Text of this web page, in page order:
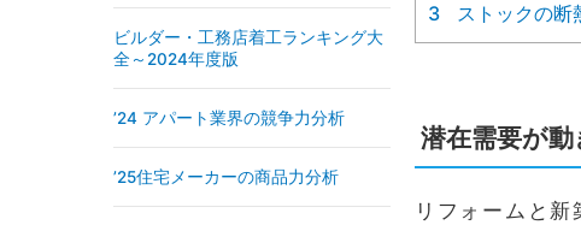
3
ストックの断
潜在需要が
リフォームと新
ビルダー・工務店着工ランキング大
全～2024年度版
’24 アパート業界の競争力分析
’25住宅メーカーの商品力分析